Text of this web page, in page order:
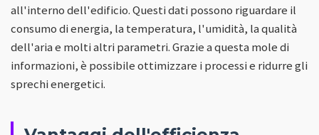
all'interno dell'edificio. Questi dati possono riguardare il
consumo di energia, la temperatura, l'umidità, la qualità
dell'aria e molti altri parametri. Grazie a questa mole di
informazioni, è possibile ottimizzare i processi e ridurre gli
sprechi energetici.